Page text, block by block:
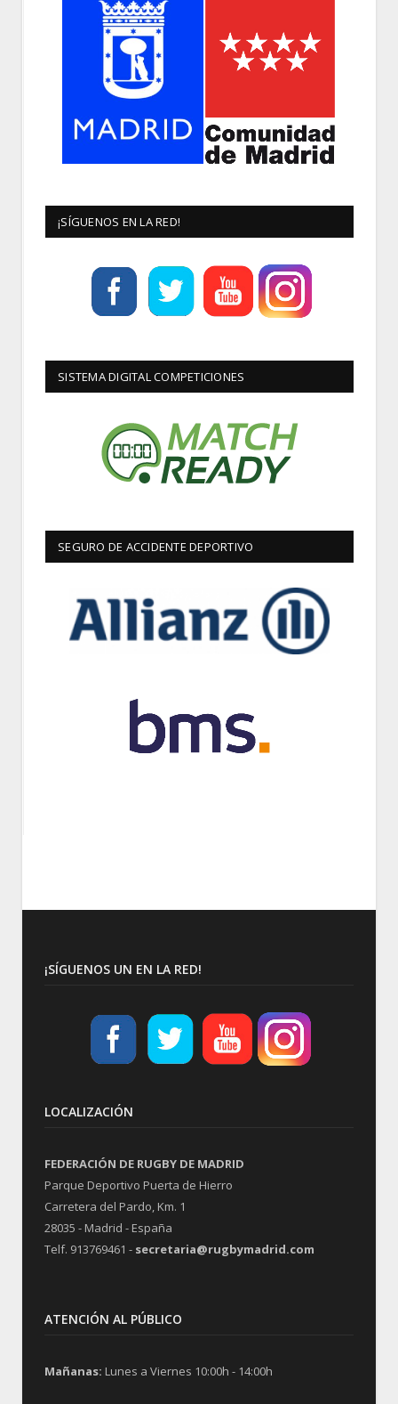
¡SÍGUENOS EN LA RED!
SISTEMA DIGITAL COMPETICIONES
SEGURO DE ACCIDENTE DEPORTIVO
¡SÍGUENOS UN EN LA RED!
LOCALIZACIÓN
FEDERACIÓN DE RUGBY DE MADRID
Parque Deportivo Puerta de Hierro
Carretera del Pardo, Km. 1
28035 - Madrid - España
Telf. 913769461 - secretaria@rugbymadrid.com
ATENCIÓN AL PÚBLICO
Mañanas: Lunes a Viernes 10:00h - 14:00h